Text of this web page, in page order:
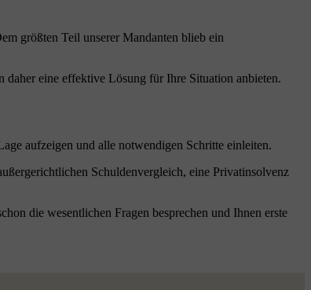
größten Teil unserer Mandanten blieb ein
eine effektive Lösung für Ihre Situation anbieten.
aufzeigen und alle notwendigen Schritte einleiten.
Schuldenvergleich, eine Privatinsolvenz
die wesentlichen Fragen besprechen und Ihnen erste